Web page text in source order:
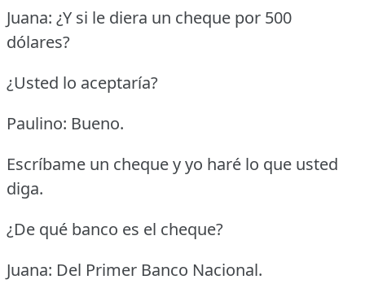
Juana: ¿Y si le diera un cheque por 500
dólares?
¿Usted lo aceptaría?
Paulino: Bueno.
Escríbame un cheque y yo haré lo que usted
diga.
¿De qué banco es el cheque?
Juana: Del Primer Banco Nacional.